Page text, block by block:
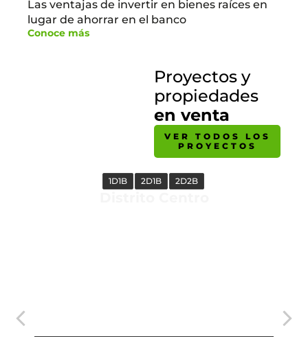
Las ventajas de invertir en bienes raíces en
lugar de ahorrar en el banco
Conoce más
Proyectos y
propiedades
en venta
VER TODOS LOS
PROYECTOS
1D1B 2D1B 2D2B